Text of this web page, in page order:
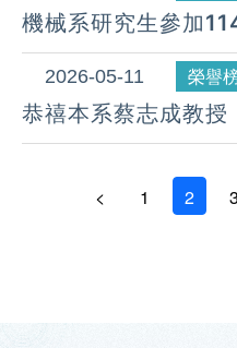
機械系研究生參加
論文競賽」暨「全
2026-05-11 榮譽
恭禧本系蔡志成教授
工具機四強 開創重
< 1 2 3